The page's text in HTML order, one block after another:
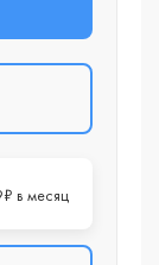
в месяц